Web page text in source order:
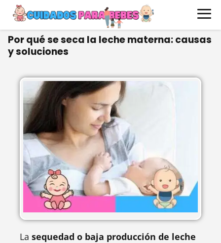
Por qué se seca la leche materna: causas
y soluciones
La sequedad o baja producción de leche